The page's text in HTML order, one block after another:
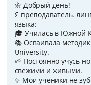
🌼 Добрый день!
Я преподаватель,
языка:
🎓 Училась в Южной
📚 Осваивала
University.
🌱 Постоянно учусь
свежими и живыми.
✨ Мои ученики не